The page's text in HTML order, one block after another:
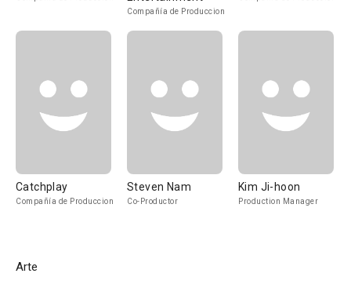
Compañía de Produccion
Catchplay
Compañía de Produccion
Steven Nam
Co-Productor
Kim Ji-hoon
Production Manager
Arte